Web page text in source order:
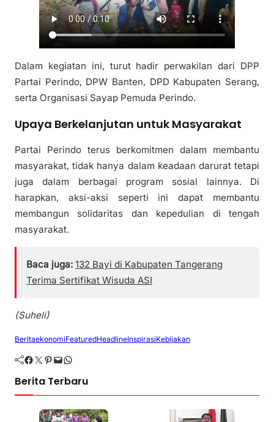
Dalam kegiatan ini, turut hadir perwakilan dari DPP
Partai Perindo, DPW Banten, DPD Kabupaten Serang,
serta Organisasi Sayap Pemuda Perindo.
Upaya Berkelanjutan untuk Masyarakat
Partai Perindo terus berkomitmen dalam membantu
masyarakat, tidak hanya dalam keadaan darurat tetapi
juga dalam berbagai program sosial lainnya. Di
harapkan, aksi-aksi seperti ini dapat membantu
membangun solidaritas dan kepedulian di tengah
masyarakat.
Baca juga: 132 Bayi di Kabupaten Tangerang
Terima Sertifikat Wisuda ASI
(Suheli)
BeritaekonomiFeaturedHeadlineInspirasiKebijakan
Facebook Twitter Pinterest Mail WhatsApp
Berita Terbaru